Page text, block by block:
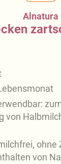
Alnatura
von
ohne
von